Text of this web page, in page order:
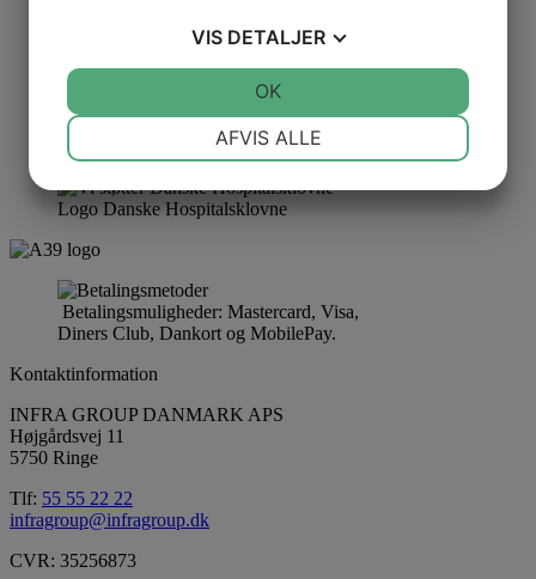
Logo Danske Hospitalsklovne
Betalingsmuligheder: Mastercard, Visa,
Diners Club, Dankort og MobilePay.
Kontaktinformation
INFRA GROUP DANMARK APS
Højgårdsvej 11
5750 Ringe
Tlf: 55 55 22 22
infragroup@infragroup.dk
CVR: 35256873
VIS DETALJER
MARKETING
AFVIS ALLE
OK